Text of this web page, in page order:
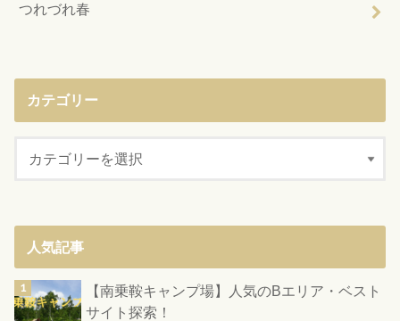
つれづれ春
カテゴリー
人気記事
【南乗鞍キャンプ場】人気のBエリア・ベスト
サイト探索！